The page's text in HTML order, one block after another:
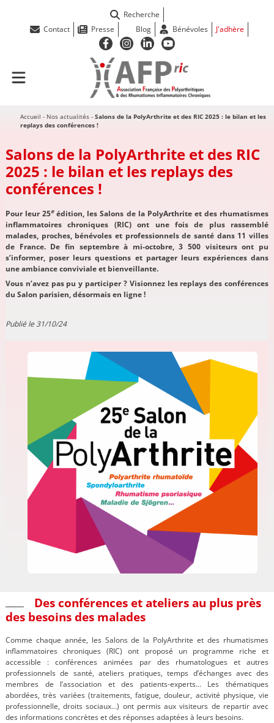
Recherche
Contact
Presse Blog Bénévoles J'adhère
Accueil - Nos actualités - Salons de la PolyArthrite et des RIC 2025 : le bilan et les
replays des conférences !
Salons de la PolyArthrite et des RIC
2025 : le bilan et les replays des
conférences !
Pour leur 25eédition, les Salons de la PolyArthrite et des rhumatismes
inflammatoires chroniques (RIC) ont une fois de plus rassemblé
malades, proches, bénévoles et professionnels de santé dans 11 villes
de France. De fin septembre à mi-octobre, 3 500 visiteurs ont pu
s’informer, poser leurs questions et partager leurs expériences dans
une ambiance conviviale et bienveillante.
Vous n’avez pas pu y participer ? Visionnez les replays des conférences
du Salon parisien, désormais en ligne !
Publié le 31/10/24
Des conférences et ateliers au plus près
des besoins des malades
Comme chaque année, les Salons de la PolyArthrite et des rhumatismes
inflammatoires chroniques (RIC) ont proposé un programme riche et
accessible : conférences animées par des rhumatologues et autres
professionnels de santé, ateliers pratiques, temps d’échanges avec des
membres de l’association et des patients-experts… Les thématiques
abordées, très variées (traitements, fatigue, douleur, activité physique, vie
professionnelle, droits sociaux…) ont permis aux visiteurs de repartir avec
des informations concrètes et des réponses adaptées à leurs besoins.